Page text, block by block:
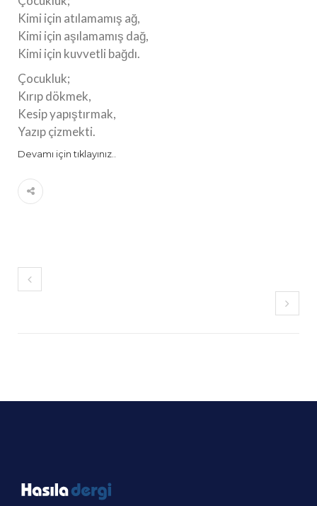
Kimi için atılamamış ağ,
Kimi için aşılamamış dağ,
Kimi için kuvvetli bağdı.
Çocukluk;
Kırıp dökmek,
Kesip yapıştırmak,
Yazıp çizmekti.
Devamı için tıklayınız..